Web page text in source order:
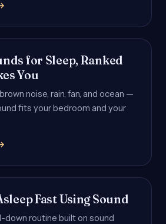
for Sleep, Ranked
You
noise, rain, fan, and ocean —
fits your bedroom and your
Fast Using Sound
down routine built on sound